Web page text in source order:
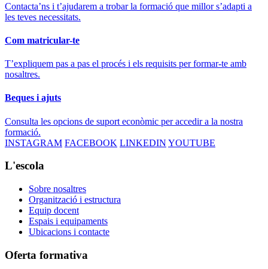
Contacta’ns i t’ajudarem a trobar la formació que millor s’adapti a
les teves necessitats.
Com matricular-te
T’expliquem pas a pas el procés i els requisits per formar-te amb
nosaltres.
Beques i ajuts
Consulta les opcions de suport econòmic per accedir a la nostra
formació.
INSTAGRAM FACEBOOK LINKEDIN YOUTUBE
L'escola
Sobre nosaltres
Organització i estructura
Equip docent
Espais i equipaments
Ubicacions i contacte
Oferta formativa